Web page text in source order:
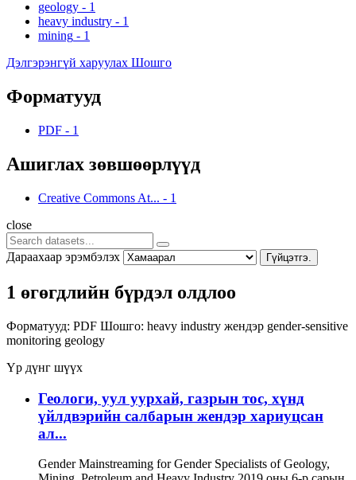
geology - 1
heavy industry - 1
mining - 1
Дэлгэрэнгүй харуулах Шошго
Форматууд
PDF - 1
Ашиглах зөвшөөрлүүд
Creative Commons At... - 1
close
Дараахаар эрэмбэлэх Гүйцэтгэ.
1 өгөгдлийн бүрдэл олдлоо
Форматууд: PDF Шошго: heavy industry жендэр gender-sensitive
monitoring geology
Үр дүнг шүүх
Геологи, уул уурхай, газрын тос, хүнд
үйлдвэрийн салбарын жендэр хариуцсан
ал...
Gender Mainstreaming for Gender Specialists of Geology,